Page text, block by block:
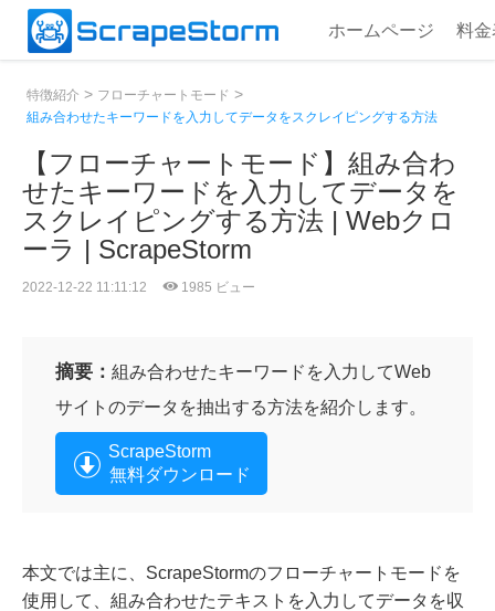
ホームページ 料金
特徴紹介 > フローチャートモード >
組み合わせたキーワードを入力してデータをスクレイピングする方法
【フローチャートモード】組み合わ
せたキーワードを入力してデータを
スクレイピングする方法 | Webクロ
ーラ | ScrapeStorm
2022-12-22 11:11:12 1985 ビュー
摘要： 組み合わせたキーワードを入力してWeb
サイトのデータを抽出する方法を紹介します。
ScrapeStorm
無料ダウンロード
本文では主に、ScrapeStormのフローチャートモードを
使用して、組み合わせたテキストを入力してデータを収